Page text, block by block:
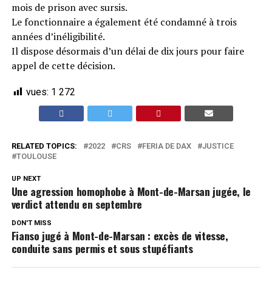
mois de prison avec sursis.
Le fonctionnaire a également été condamné à trois
années d’inéligibilité.
Il dispose désormais d’un délai de dix jours pour faire
appel de cette décision.
vues: 1 272
RELATED TOPICS: 2022 CRS FERIA DE DAX
JUSTICE
TOULOUSE
UP NEXT
Une agression homophobe à Mont-de-Marsan jugée, le
verdict attendu en septembre
DON'T MISS
Fianso jugé à Mont-de-Marsan : excès de vitesse,
conduite sans permis et sous stupéfiants